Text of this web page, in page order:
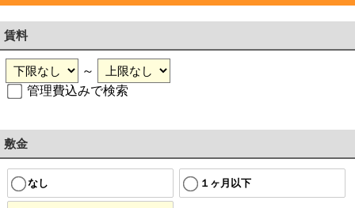
賃料
～
管理費込みで検索
敷金
なし １ヶ月以下